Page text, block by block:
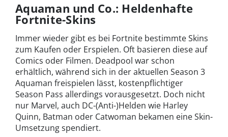
Aquaman und Co.: Heldenhafte
Fortnite-Skins
Immer wieder gibt es bei Fortnite bestimmte Skins
zum Kaufen oder Erspielen. Oft basieren diese auf
Comics oder Filmen. Deadpool war schon
erhältlich, während sich in der aktuellen Season 3
Aquaman freispielen lässt, kostenpflichtiger
Season Pass allerdings vorausgesetzt. Doch nicht
nur Marvel, auch DC-(Anti-)Helden wie Harley
Quinn, Batman oder Catwoman bekamen eine Skin-
Umsetzung spendiert.